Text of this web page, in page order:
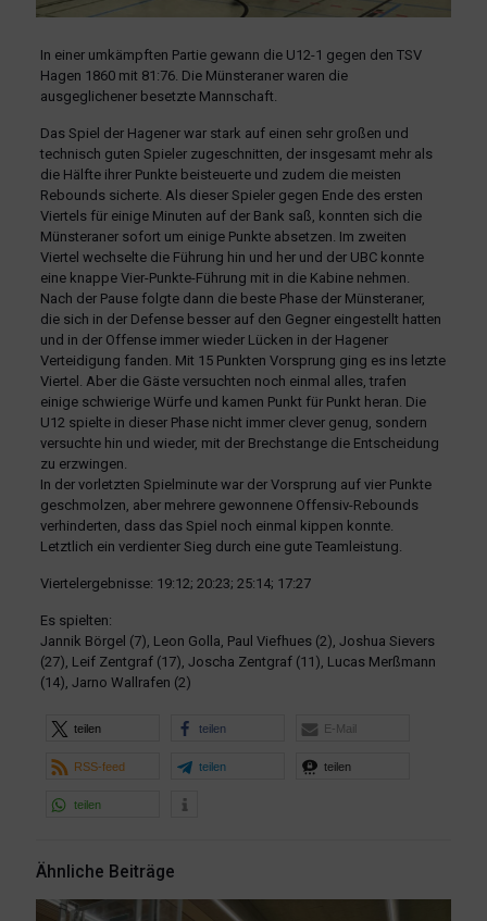
In einer umkämpften Partie gewann die U12-1 gegen den TSV
Hagen 1860 mit 81:76. Die Münsteraner waren die
ausgeglichener besetzte Mannschaft.
Das Spiel der Hagener war stark auf einen sehr großen und
technisch guten Spieler zugeschnitten, der insgesamt mehr als
die Hälfte ihrer Punkte beisteuerte und zudem die meisten
Rebounds sicherte. Als dieser Spieler gegen Ende des ersten
Viertels für einige Minuten auf der Bank saß, konnten sich die
Münsteraner sofort um einige Punkte absetzen. Im zweiten
Viertel wechselte die Führung hin und her und der UBC konnte
eine knappe Vier-Punkte-Führung mit in die Kabine nehmen.
Nach der Pause folgte dann die beste Phase der Münsteraner,
die sich in der Defense besser auf den Gegner eingestellt hatten
und in der Offense immer wieder Lücken in der Hagener
Verteidigung fanden. Mit 15 Punkten Vorsprung ging es ins letzte
Viertel. Aber die Gäste versuchten noch einmal alles, trafen
einige schwierige Würfe und kamen Punkt für Punkt heran. Die
U12 spielte in dieser Phase nicht immer clever genug, sondern
versuchte hin und wieder, mit der Brechstange die Entscheidung
zu erzwingen.
In der vorletzten Spielminute war der Vorsprung auf vier Punkte
geschmolzen, aber mehrere gewonnene Offensiv-Rebounds
verhinderten, dass das Spiel noch einmal kippen konnte.
Letztlich ein verdienter Sieg durch eine gute Teamleistung.
Viertelergebnisse: 19:12; 20:23; 25:14; 17:27
Es spielten:
Jannik Börgel (7), Leon Golla, Paul Viefhues (2), Joshua Sievers
(27), Leif Zentgraf (17), Joscha Zentgraf (11), Lucas Merßmann
(14), Jarno Wallrafen (2)
teilen teilen E-Mail
RSS-feed teilen teilen
teilen
Ähnliche Beiträge